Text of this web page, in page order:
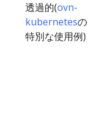
透過的(ovn-
kubernetesの
特別な使用例)